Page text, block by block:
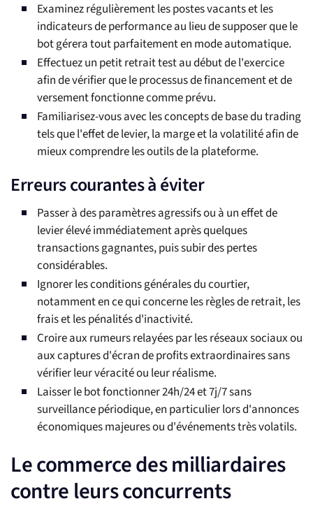
Examinez régulièrement les postes vacants et les
indicateurs de performance au lieu de supposer que le
bot gérera tout parfaitement en mode automatique.
Effectuez un petit retrait test au début de l'exercice
afin de vérifier que le processus de financement et de
versement fonctionne comme prévu.
Familiarisez-vous avec les concepts de base du trading
tels que l'effet de levier, la marge et la volatilité afin de
mieux comprendre les outils de la plateforme.
Erreurs courantes à éviter
Passer à des paramètres agressifs ou à un effet de
levier élevé immédiatement après quelques
transactions gagnantes, puis subir des pertes
considérables.
Ignorer les conditions générales du courtier,
notamment en ce qui concerne les règles de retrait, les
frais et les pénalités d'inactivité.
Croire aux rumeurs relayées par les réseaux sociaux ou
aux captures d'écran de profits extraordinaires sans
vérifier leur véracité ou leur réalisme.
Laisser le bot fonctionner 24h/24 et 7j/7 sans
surveillance périodique, en particulier lors d'annonces
économiques majeures ou d'événements très volatils.
Le commerce des milliardaires
contre leurs concurrents